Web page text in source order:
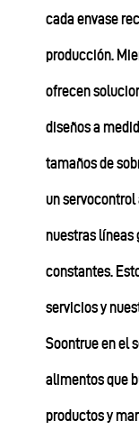
cada envase
producción.
ofrecen
diseños a
tamaños de
un servocontrol
nuestras líneas
constantes.
servicios y
Soontrue en el
alimentos que
productos y